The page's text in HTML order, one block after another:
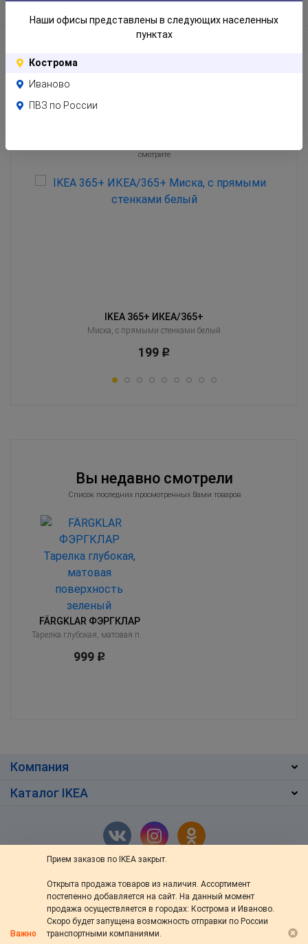
Важно
Прием заказов по IKEA закрыт.
Открыта продажа товаров из наличия. Ассортимент
постепенно добавляется на сайт. На данный момент
продажа осуществляется в городах: Кострома и Иваново.
Скоро будет запущена возможность отправки по России
транспортными компаниями.
смотрите
IKEA 365+ ИКЕА/365+
Миска, с прямыми стенками белый
199 Р
Вы недавно смотрели
Список последних просмотренных Вами товаров
FÄRGKLAR ФЭРГКЛАР
Тарелка глубокая, матовая поверхность зеленый
999 Р
Наши офисы представлены в следующих населенных
пунктах
Кострома
Иваново
ПВЗ по России
Компания
Каталог IKEA
г. Кострома,ул. Ив.Сусанина 48/76
+7 (4942) 46-13-64
пн — вс: с 10:00 до 20:00